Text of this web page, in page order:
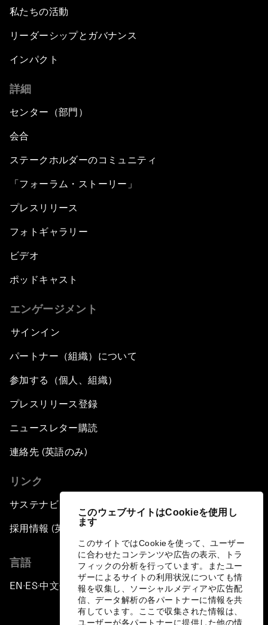
このウェブサイトはCookieを使用し
ます
このサイトではCookieを使って、ユーザー
に合わせたコンテンツや広告の表示、トラ
フィックの分析を行っています。またユー
ザーによるサイトの利用状況についても情
報を収集し、ソーシャルメディアや広告配
信、データ解析の各パートナーに情報を共
有しています。ここで収集された情報は、
ユーザーが各パートナーに提供した他の情
私たちの活動
リーダーシップとガバナンス
インパクト
詳細
センター（部門）
会合
ステークホルダーのコミュニティ
「フォーラム・ストーリー」
プレスリリース
フォトギャラリー
ビデオ
ポッドキャスト
エンゲージメント
サインイン
パートナー（組織）について
参加する（個人、組織）
プレスリリース登録
ニュースレター購読
連絡先 (英語のみ)
リンク
サステナビリティへの取り組み
採用情報 (英語のみ)
言語
EN ▪ES▪中文▪ 日本語